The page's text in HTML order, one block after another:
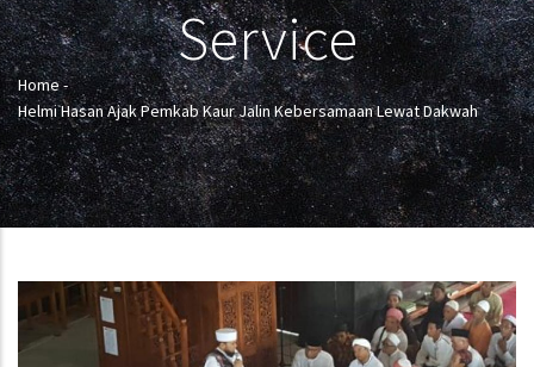
Service
Breadcrumb
Home-
Helmi Hasan Ajak Pemkab Kaur Jalin Kebersamaan Lewat Dakwah